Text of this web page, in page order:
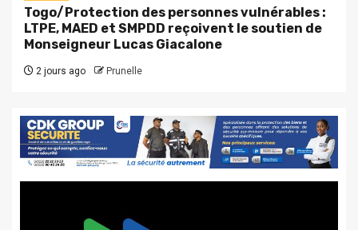
Togo/Protection des personnes vulnérables :
LTPE, MAED et SMPDD reçoivent le soutien de
Monseigneur Lucas Giacalone
2 jours ago Prunelle